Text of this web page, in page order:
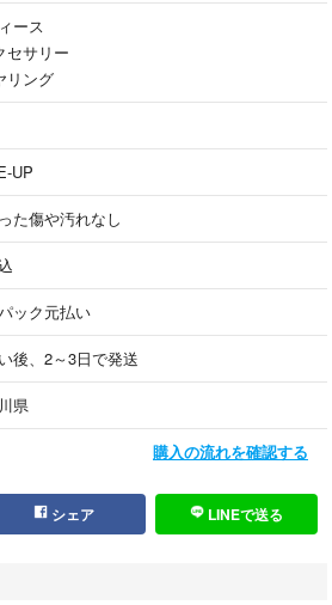
の付属品が揃っていない場合がございます。
商品説明文に記載のあるものが全てとなり
金属・ジュエリー-イヤリング
ース
セサリー
リング
UP
た傷や汚れなし
ック元払い
後、2～3日で発送
県
購入の流れを確認する
シェア LINEで送る